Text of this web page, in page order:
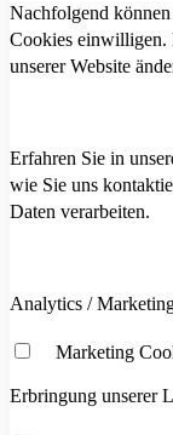
Nachfolgend
Cookies einwilligen.
unserer Website
Erfahren Sie in
wie Sie uns
Daten verarbeiten.
Analytics /
Marketing
Erbringung unserer